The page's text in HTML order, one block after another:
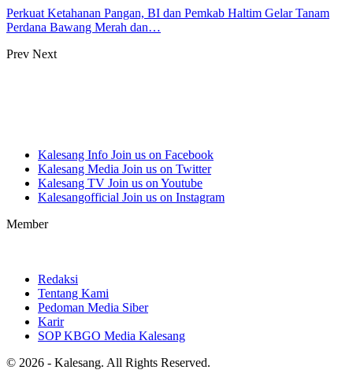
Perkuat Ketahanan Pangan, BI dan Pemkab Haltim Gelar Tanam
Perdana Bawang Merah dan…
Prev Next
Kalesang Info Join us on Facebook
Kalesang Media Join us on Twitter
Kalesang TV Join us on Youtube
Kalesangofficial Join us on Instagram
Member
Redaksi
Tentang Kami
Pedoman Media Siber
Karir
SOP KBGO Media Kalesang
© 2026 - Kalesang. All Rights Reserved.